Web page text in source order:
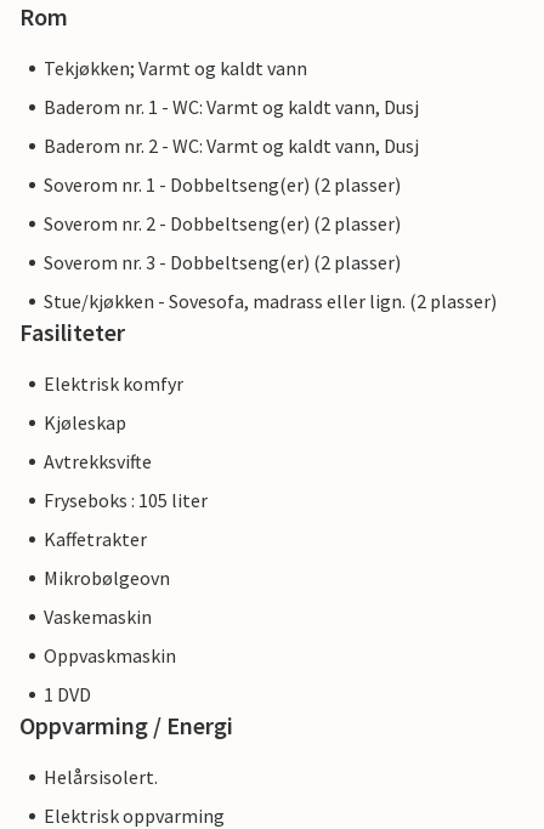
Rom
Tekjøkken; Varmt og kaldt vann
Baderom nr. 1 - WC: Varmt og kaldt vann, Dusj
Baderom nr. 2 - WC: Varmt og kaldt vann, Dusj
Soverom nr. 1 - Dobbeltseng(er) (2 plasser)
Soverom nr. 2 - Dobbeltseng(er) (2 plasser)
Soverom nr. 3 - Dobbeltseng(er) (2 plasser)
Stue/kjøkken - Sovesofa, madrass eller lign. (2 plasser)
Fasiliteter
Elektrisk komfyr
Kjøleskap
Avtrekksvifte
Fryseboks : 105 liter
Kaffetrakter
Mikrobølgeovn
Vaskemaskin
Oppvaskmaskin
1 DVD
Oppvarming / Energi
Helårsisolert.
Elektrisk oppvarming